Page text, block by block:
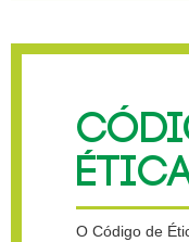
O Código de